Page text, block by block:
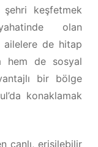
keşfetmek
olan
de hitap
hem de sosyal
bir bölge
konaklamak
canlı, erişilebilir